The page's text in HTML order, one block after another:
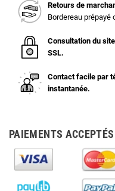
Retours de
Bordereau
Consultation du
SSL.
Contact facile par
instantanée.
PAIEMENTS ACCEPTÉS